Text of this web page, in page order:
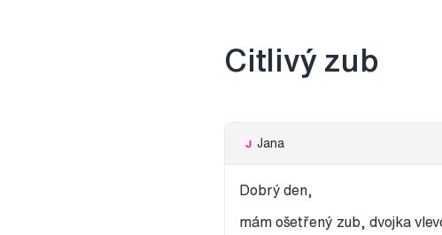
Citlivý zub
J Jana
Dobrý den,
mám ošetřený zub, dvojka